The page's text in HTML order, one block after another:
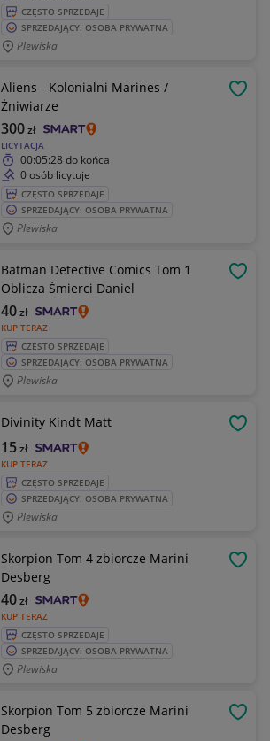
CZĘSTO SPRZEDAJE
SPRZEDAJĄCY: OSOBA PRYWATNA
Plewiska
Aliens - Kolonialni Marines /
Żniwiarze
LICYTACJA
300zł
00:05:28 do końca
0 osób licytuje
CZĘSTO SPRZEDAJE
SPRZEDAJĄCY: OSOBA PRYWATNA
Plewiska
Batman Detective Comics Tom 1
Oblicza Śmierci Daniel
KUP TERAZ
40zł
CZĘSTO SPRZEDAJE
SPRZEDAJĄCY: OSOBA PRYWATNA
Plewiska
Divinity Kindt Matt
KUP TERAZ
15zł
CZĘSTO SPRZEDAJE
SPRZEDAJĄCY: OSOBA PRYWATNA
Plewiska
Skorpion Tom 4 zbiorcze Marini
Desberg
KUP TERAZ
40zł
CZĘSTO SPRZEDAJE
SPRZEDAJĄCY: OSOBA PRYWATNA
Plewiska
Skorpion Tom 5 zbiorcze Marini
Desberg